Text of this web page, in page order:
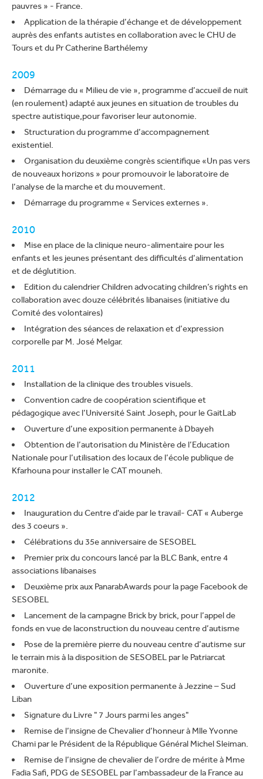
pauvres » - France.
Application de la thérapie d’échange et de développement
auprès des enfants autistes en collaboration avec le CHU de
Tours et du Pr Catherine Barthélemy
2009
Démarrage du « Milieu de vie », programme d’accueil de nuit
(en roulement) adapté aux jeunes en situation de troubles du
spectre autistique,pour favoriser leur autonomie.
Structuration du programme d’accompagnement
existentiel.
Organisation du deuxième congrès scientifique «Un pas vers
de nouveaux horizons » pour promouvoir le laboratoire de
l’analyse de la marche et du mouvement.
Démarrage du programme « Services externes ».
2010
Mise en place de la clinique neuro-alimentaire pour les
enfants et les jeunes présentant des difficultés d’alimentation
et de déglutition.
Edition du calendrier Children advocating children’s rights en
collaboration avec douze célébrités libanaises (initiative du
Comité des volontaires)
Intégration des séances de relaxation et d’expression
corporelle par M. José Melgar.
2011
Installation de la clinique des troubles visuels.
Convention cadre de coopération scientifique et
pédagogique avec l’Université Saint Joseph, pour le GaitLab
Ouverture d’une exposition permanente à Dbayeh
Obtention de l’autorisation du Ministère de l’Education
Nationale pour l’utilisation des locaux de l’école publique de
Kfarhouna pour installer le CAT mouneh.
2012
Inauguration du Centre d'aide par le travail- CAT « Auberge
des 3 coeurs ».
Célébrations du 35e anniversaire de SESOBEL
Premier prix du concours lancé par la BLC Bank, entre 4
associations libanaises
Deuxième prix aux PanarabAwards pour la page Facebook de
SESOBEL
Lancement de la campagne Brick by brick, pour l’appel de
fonds en vue de laconstruction du nouveau centre d’autisme
Pose de la première pierre du nouveau centre d’autisme sur
le terrain mis à la disposition de SESOBEL par le Patriarcat
maronite.
Ouverture d’une exposition permanente à Jezzine – Sud
Liban
Signature du Livre " 7 Jours parmi les anges"
Remise de l’insigne de Chevalier d’honneur à Mlle Yvonne
Chami par le Président de la République Général Michel Sleiman.
Remise de l’insigne de chevalier de l’ordre de mérite à Mme
Fadia Safi, PDG de SESOBEL par l’ambassadeur de la France au